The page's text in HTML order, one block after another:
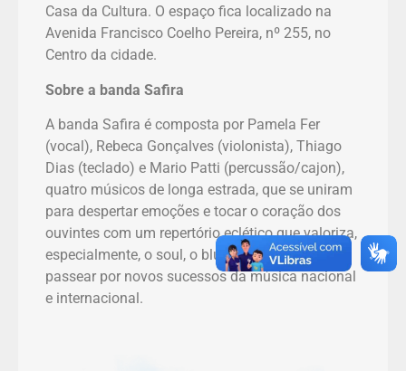
Casa da Cultura. O espaço fica localizado na
Avenida Francisco Coelho Pereira, nº 255, no
Centro da cidade.
Sobre a banda Safira
A banda Safira é composta por Pamela Fer
(vocal), Rebeca Gonçalves (violonista), Thiago
Dias (teclado) e Mario Patti (percussão/cajon),
quatro músicos de longa estrada, que se uniram
para despertar emoções e tocar o coração dos
ouvintes com um repertório eclético que valoriza,
especialmente, o soul, o blues e o R&B, além de
passear por novos sucessos da música nacional
e internacional.